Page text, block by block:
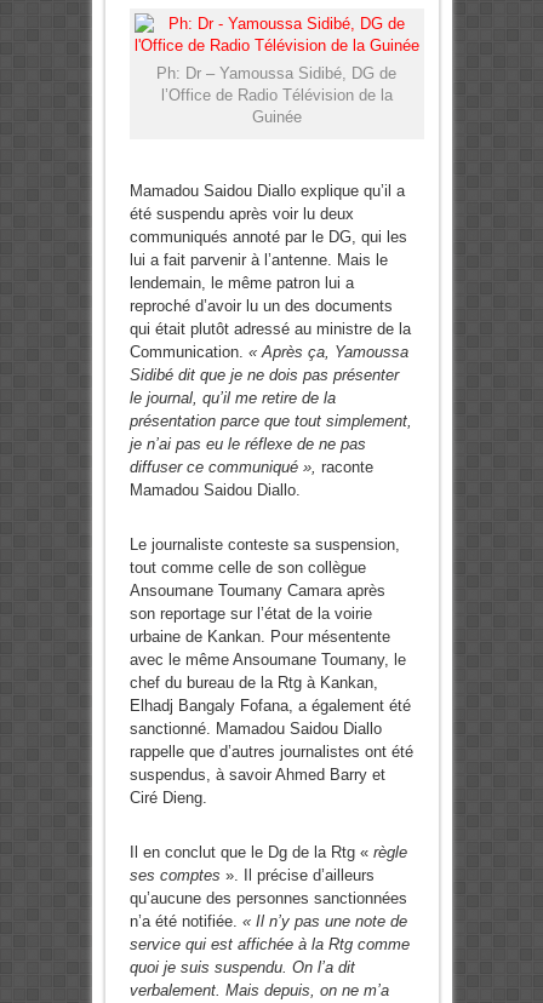
Ph: Dr – Yamoussa Sidibé, DG de
l’Office de Radio Télévision de la
Guinée
Mamadou Saidou Diallo explique qu’il a
été suspendu après voir lu deux
communiqués annoté par le DG, qui les
lui a fait parvenir à l’antenne. Mais le
lendemain, le même patron lui a
reproché d’avoir lu un des documents
qui était plutôt adressé au ministre de la
Communication. « Après ça, Yamoussa
Sidibé dit que je ne dois pas présenter
le journal, qu’il me retire de la
présentation parce que tout simplement,
je n’ai pas eu le réflexe de ne pas
diffuser ce communiqué », raconte
Mamadou Saidou Diallo.
Le journaliste conteste sa suspension,
tout comme celle de son collègue
Ansoumane Toumany Camara après
son reportage sur l’état de la voirie
urbaine de Kankan. Pour mésentente
avec le même Ansoumane Toumany, le
chef du bureau de la Rtg à Kankan,
Elhadj Bangaly Fofana, a également été
sanctionné. Mamadou Saidou Diallo
rappelle que d’autres journalistes ont été
suspendus, à savoir Ahmed Barry et
Ciré Dieng.
Il en conclut que le Dg de la Rtg « règle
ses comptes ». Il précise d’ailleurs
qu’aucune des personnes sanctionnées
n’a été notifiée. « Il n’y pas une note de
service qui est affichée à la Rtg comme
quoi je suis suspendu. On l’a dit
verbalement. Mais depuis, on ne m’a